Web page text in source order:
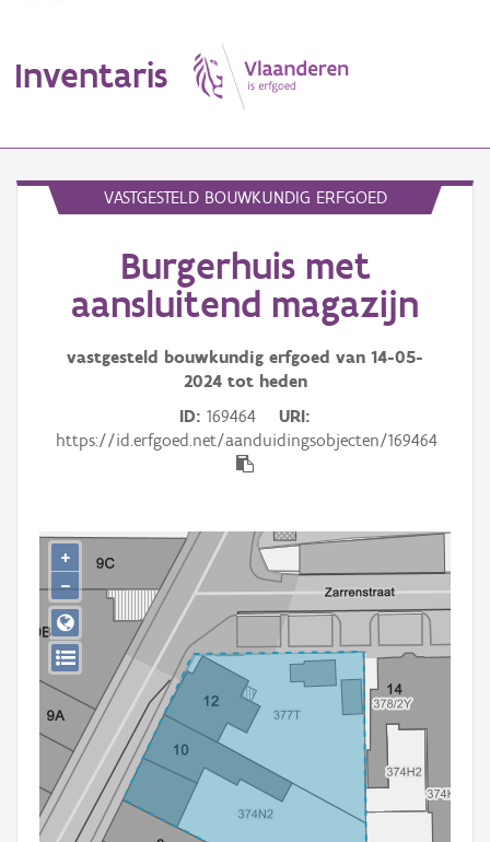
Inventaris
Aanduidingsobject
Waarneming
Gebeurtenis
Downloads
Hergebruik
Aanmelden
VASTGESTELD BOUWKUNDIG ERFGOED
Burgerhuis met
aansluitend magazijn
vastgesteld bouwkundig erfgoed van 14-05-
2024tot heden
ID 169464
URI
https://id.erfgoed.net/aanduidingsobjecten/169464
+
−